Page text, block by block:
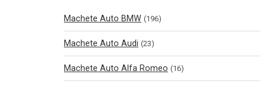
Machete Auto BMW (196)
Machete Auto Audi (23)
Machete Auto Alfa Romeo (16)